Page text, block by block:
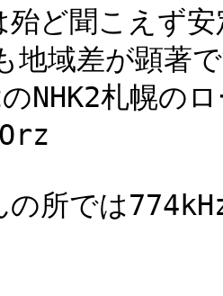
殆ど聞こえず
地域差が顕著
NHK2札幌の
の所では